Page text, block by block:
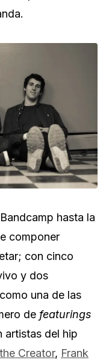
hasta la
componer
con cinco
y dos
una de las
de featurings
artistas del hip
Creator, Frank